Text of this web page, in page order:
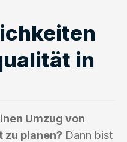
in
Umzug von
zu planen? Dann bist